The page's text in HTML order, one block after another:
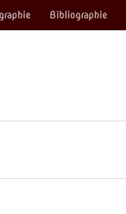
Bibliographie